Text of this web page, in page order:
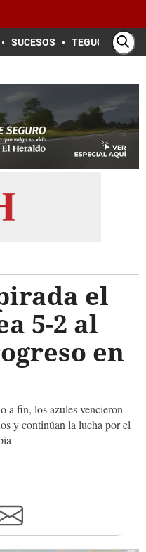
SUCESOS TEGUCIGALPA
el
5-2 al
en
a fin, los azules vencieron
y continúan la lucha por el